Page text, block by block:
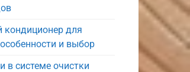
кондиционер для
и выбор
в системе очистки